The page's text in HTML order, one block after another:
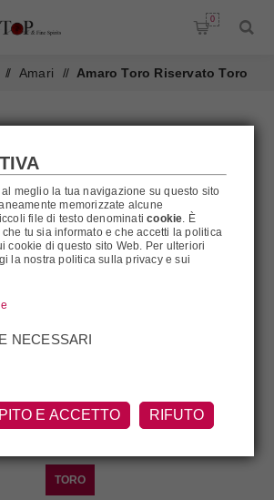
0
/ Amari / Amaro Toro Riservato Toro
TORO
meglio la tua navigazione su questo sito
memorizzate alcune
file di testo denominaticookie . È
tu sia informato e che accetti la politica
cookie di questo sito Web. Per ulteriori
la nostra politica sulla privacy e sui
NECESSARI
E ACCETTO RIFUTO